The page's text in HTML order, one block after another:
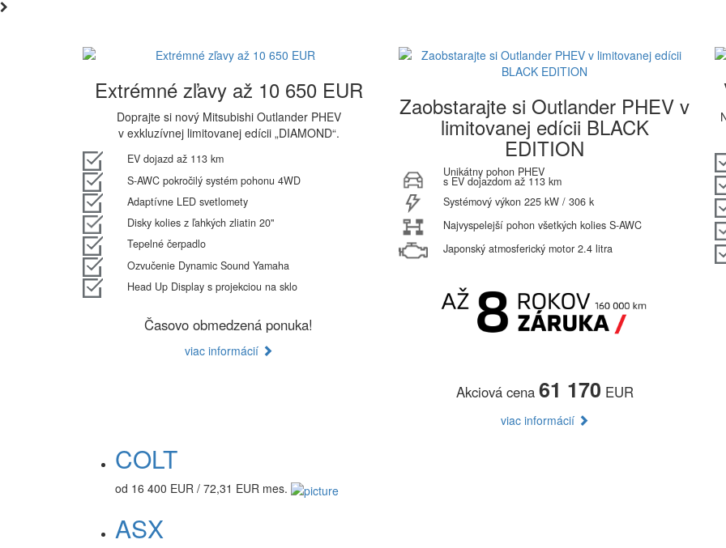
Extrémné zľavy až 10 650 EUR
Doprajte si nový Mitsubishi Outlander PHEV
v exkluzívnej limitovanej edícii „DIAMOND“.
EV dojazd až 113 km
S-AWC pokročilý systém pohonu 4WD
Adaptívne LED svetlomety
Disky kolies z ľahkých zliatin 20"
Tepelné čerpadlo
Ozvučenie Dynamic Sound Yamaha
Head Up Display s projekciou na sklo
Časovo obmedzená ponuka!
viac informácií
Zaobstarajte si Outlander PHEV v
limitovanej edícii BLACK
EDITION
Unikátny pohon PHEV
s EV dojazdom až 113 km
Systémový výkon 225 kW / 306 k
Najvyspelejší pohon všetkých kolies S-AWC
Japonský atmosferický motor 2.4 litra
Akciová cena 61 170 EUR
viac informácií
COLT
od 16 400 EUR / 72,31 EUR mes.
ASX